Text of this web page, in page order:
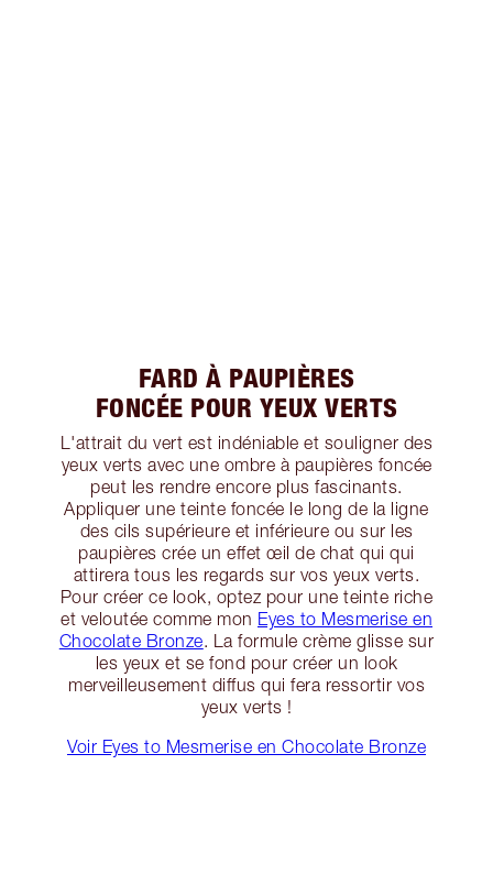
FARD À PAUPIÈRES
FONCÉE POUR YEUX VERTS
L'attrait du vert est indéniable et souligner des
yeux verts avec une ombre à paupières foncée
peut les rendre encore plus fascinants.
Appliquer une teinte foncée le long de la ligne
des cils supérieure et inférieure ou sur les
paupières crée un effet œil de chat qui qui
attirera tous les regards sur vos yeux verts.
Pour créer ce look, optez pour une teinte riche
et veloutée comme mon Eyes to Mesmerise en
Chocolate Bronze. La formule crème glisse sur
les yeux et se fond pour créer un look
merveilleusement diffus qui fera ressortir vos
yeux verts !
Voir Eyes to Mesmerise en Chocolate Bronze